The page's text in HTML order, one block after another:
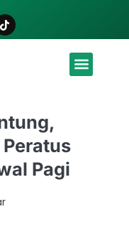
Pagi